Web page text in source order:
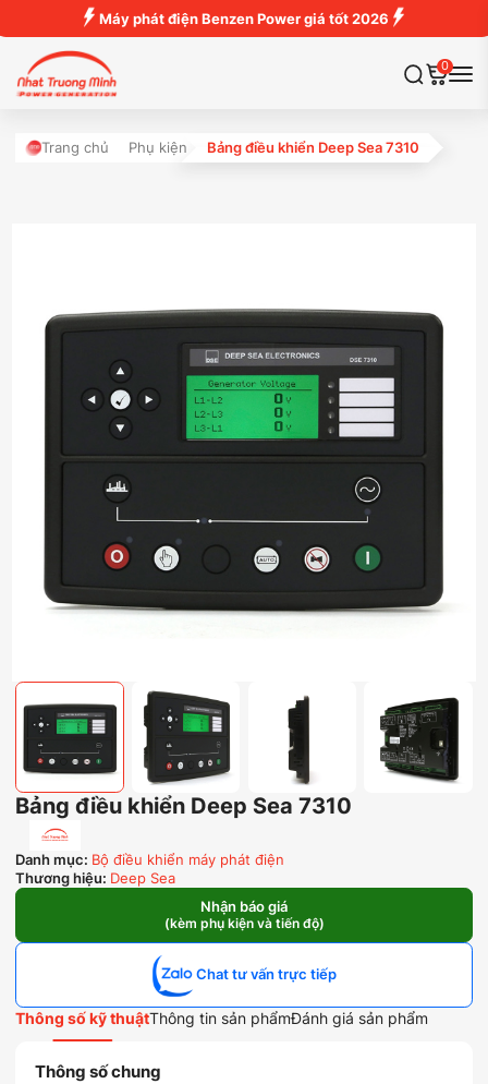
Máy phát điện Benzen Power giá tốt 2026
0
Trang chủ Phụ kiện Bảng điều khiển Deep Sea 7310
Bảng điều khiển Deep Sea 7310
Danh mục: Bộ điều khiển máy phát điện
Thương hiệu: Deep Sea
Nhận báo giá
(kèm phụ kiện và tiến độ)
Chat tư vấn trực tiếp
Thông số kỹ thuậtThông tin sản phẩmĐánh giá sản phẩm
Thông số chung